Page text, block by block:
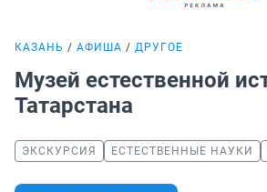
КАЗАНЬ АФИША ДРУГОЕ
Музей естественной
Татарстана
ЭКСКУРСИЯ ЕСТЕСТВЕННЫЕ НАУКИ